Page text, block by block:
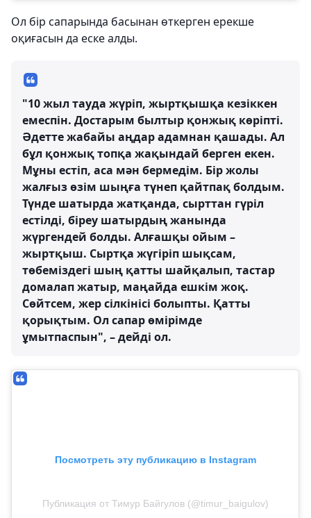
Ол бір сапарында басынан өткерген ерекше
оқиғасын да еске алды.
"10 жыл тауда жүріп, жыртқышқа кезіккен
емеспін. Достарым былтыр қонжық көріпті.
Әдетте жабайы аңдар адамнан қашады. Ал
бұл қонжық топқа жақындай берген екен.
Мұны естіп, аса мән бермедім. Бір жолы
жалғыз өзім шыңға түнеп қайтпақ болдым.
Түнде шатырда жатқанда, сырттан гүріл
естілді, біреу шатырдың жанында
жүргендей болды. Алғашқы ойым –
жыртқыш. Сыртқа жүгіріп шықсам,
төбеміздегі шың қатты шайқалып, тастар
домалап жатыр, маңайда ешкім жоқ.
Сөйтсем, жер сілкінісі болыпты. Қатты
қорықтым. Ол сапар өмірімде
ұмытпаспын", – дейді ол.
Посмотреть эту публикацию в Instagram
Публикация от Тимур Байгулов (@timur_baigulov)